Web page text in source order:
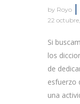
by Royo
22
Si
los
de
esfuerzo
una